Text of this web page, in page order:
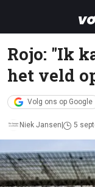
Rojo: "Ik
het veld
Volg ons op Google
Niek Jansen 5